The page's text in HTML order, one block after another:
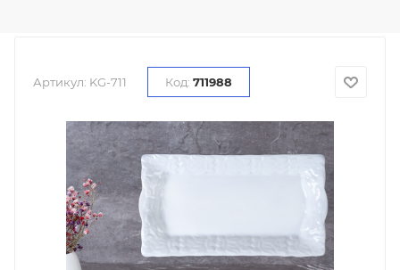
Артикул: KG-711 Код: 711988